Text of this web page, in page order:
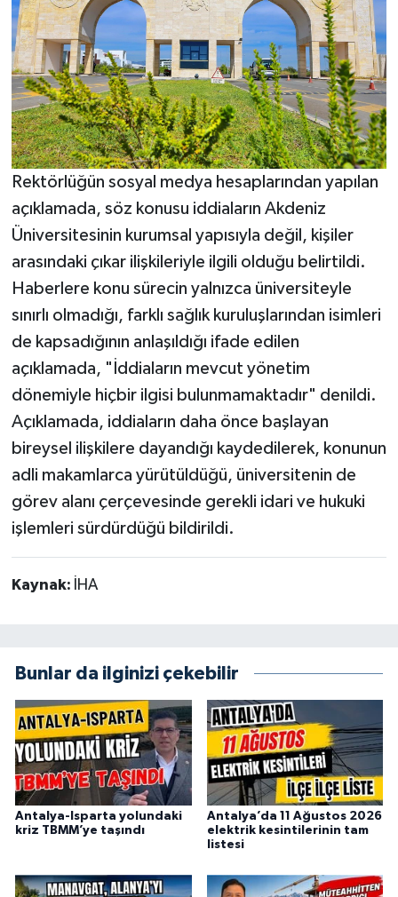
Rektörlüğün sosyal medya hesaplarından yapılan
açıklamada, söz konusu iddiaların Akdeniz
Üniversitesinin kurumsal yapısıyla değil, kişiler
arasındaki çıkar ilişkileriyle ilgili olduğu belirtildi.
Haberlere konu sürecin yalnızca üniversiteyle
sınırlı olmadığı, farklı sağlık kuruluşlarından isimleri
de kapsadığının anlaşıldığı ifade edilen
açıklamada, "İddiaların mevcut yönetim
dönemiyle hiçbir ilgisi bulunmamaktadır" denildi.
Açıklamada, iddiaların daha önce başlayan
bireysel ilişkilere dayandığı kaydedilerek, konunun
adli makamlarca yürütüldüğü, üniversitenin de
görev alanı çerçevesinde gerekli idari ve hukuki
işlemleri sürdürdüğü bildirildi.
Kaynak: İHA
Bunlar da ilginizi çekebilir
Antalya-Isparta yolundaki
kriz TBMM’ye taşındı
Antalya’da 11 Ağustos 2026
elektrik kesintilerinin tam
listesi